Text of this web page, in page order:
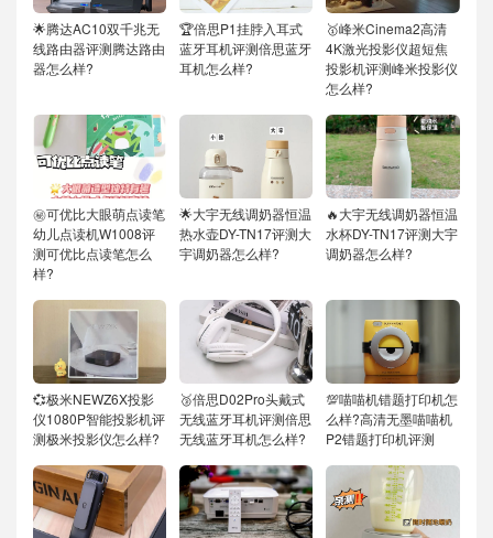
🌟腾达AC10双千兆无
线路由器评测腾达路由
器怎么样?
🏆倍思P1挂脖入耳式
蓝牙耳机评测倍思蓝牙
耳机怎么样?
🥇峰米Cinema2高清
4K激光投影仪超短焦
投影机评测峰米投影仪
怎么样?
㊙️可优比大眼萌点读笔
幼儿点读机W1008评
测可优比点读笔怎么
样?
🌟大宇无线调奶器恒温
热水壶DY-TN17评测大
宇调奶器怎么样?
🔥大宇无线调奶器恒温
水杯DY-TN17评测大宇
调奶器怎么样?
💞极米NEWZ6X投影
仪1080P智能投影机评
测极米投影仪怎么样?
🥉倍思D02Pro头戴式
无线蓝牙耳机评测倍思
无线蓝牙耳机怎么样?
💯喵喵机错题打印机怎
么样?高清无墨喵喵机
P2错题打印机评测